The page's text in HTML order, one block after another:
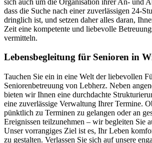
dass die Suche nach einer zuverlässigen 24-
dringlich ist, und setzen daher alles daran,
Zeit eine kompetente und liebevolle
vermitteln.
Lebensbegleitung für Senioren in
Tauchen Sie ein in eine Welt der liebevollen
Seniorenbetreuung von Lebherz. Neben
bieten wir Ihnen eine durchdachte
eine zuverlässige Verwaltung Ihrer Termine.
pünktlich zu Terminen zu gelangen oder an
Ereignissen teilzunehmen – wir begleiten Sie
Unser vorrangiges Ziel ist es, Ihr Leben
zu gestalten. Verlassen Sie sich auf unsere